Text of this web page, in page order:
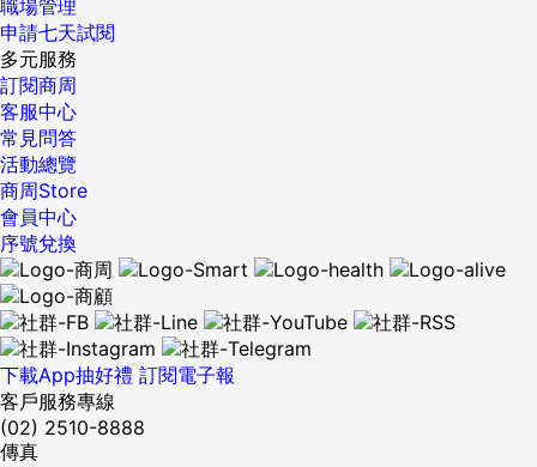
凱，賺錢不是我最在意的事，目標設定在未來幾年成為首席督
導，希望藉由擴大團隊規模，幫助更多人蛻變成長」，尤其玫
琳凱的企業核心本質，正是致力於豐富女性人生，「如果真能
當上首席，代表我已經幫助許多女性，生活更充實、收入更優
渥、家庭更幸福」，當周圍每個人都成為更好的人時，衍生的
職場管理
申請七天試閱
多元服務
訂閱商周
客服中心
常見問答
活動總覽
商周Store
會員中心
序號兌換
下載App抽好禮 訂閱電子報
客戶服務專線
(02) 2510-8888
傳真